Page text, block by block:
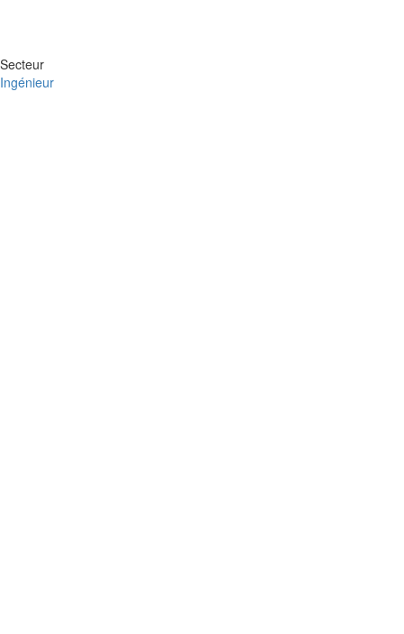
Secteur
Ingénieur